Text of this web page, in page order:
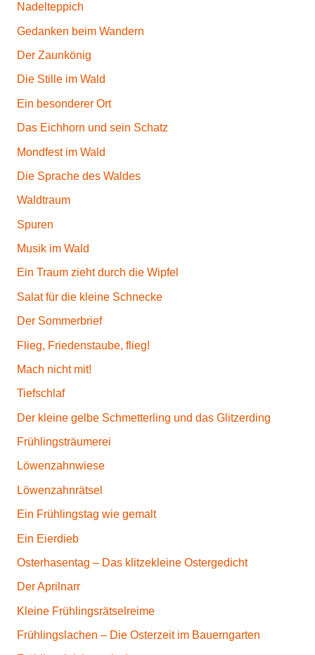
Nadelteppich
Gedanken beim Wandern
Der Zaunkönig
Die Stille im Wald
Ein besonderer Ort
Das Eichhorn und sein Schatz
Mondfest im Wald
Die Sprache des Waldes
Waldtraum
Spuren
Musik im Wald
Ein Traum zieht durch die Wipfel
Salat für die kleine Schnecke
Der Sommerbrief
Flieg, Friedenstaube, flieg!
Mach nicht mit!
Tiefschlaf
Der kleine gelbe Schmetterling und das Glitzerding
Frühlingsträumerei
Löwenzahnwiese
Löwenzahnrätsel
Ein Frühlingstag wie gemalt
Ein Eierdieb
Osterhasentag – Das klitzekleine Ostergedicht
Der Aprilnarr
Kleine Frühlingsrätselreime
Frühlingslachen – Die Osterzeit im Bauerngarten